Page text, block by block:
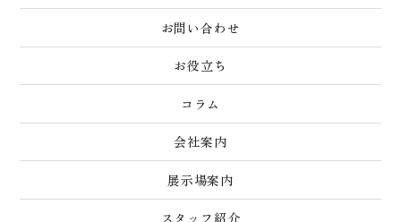
お問い合わせ
お役立ち
コラム
会社案内
展示場案内
スタッフ紹介